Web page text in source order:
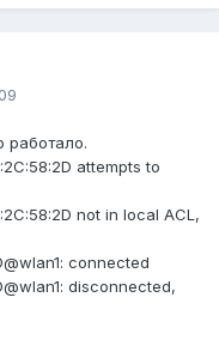
работало.
attempts to
not in local ACL,
connected
disconnected,